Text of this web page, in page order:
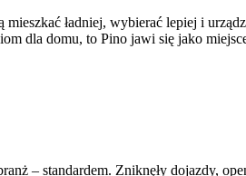
ładniej, wybierać lepiej i
dla domu, to Pino jawi się jako
– standardem. Zniknęły dojazdy,